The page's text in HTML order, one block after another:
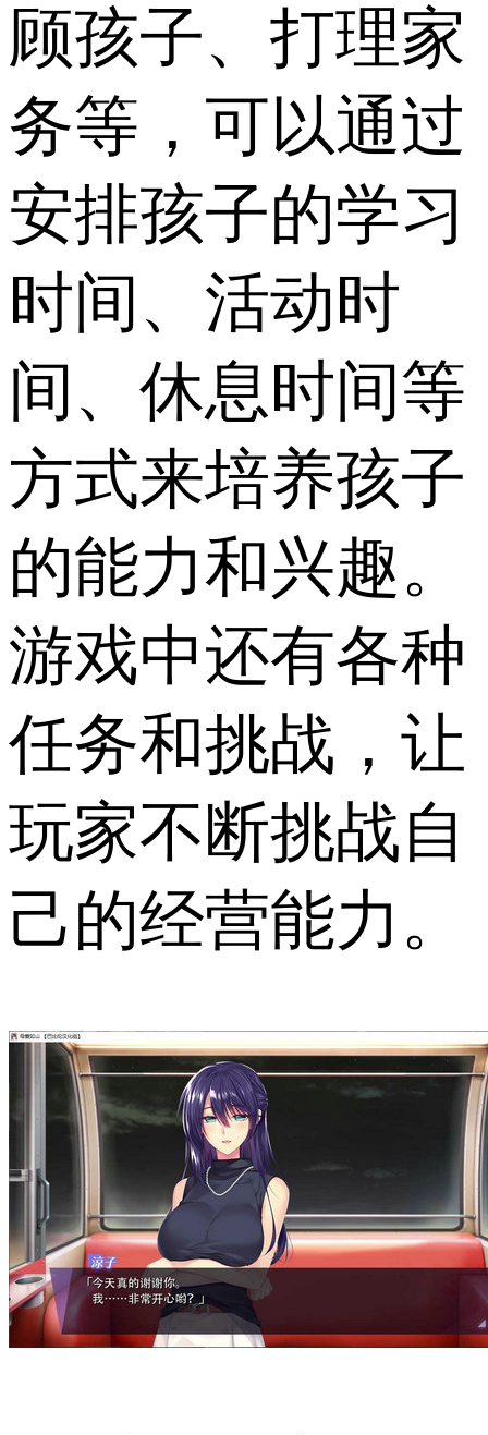
顾孩子、打理家
务等，可以通过
安排孩子的学习
时间、活动时
间、休息时间等
方式来培养孩子
的能力和兴趣。
游戏中还有各种
任务和挑战，让
玩家不断挑战自
己的经营能力。